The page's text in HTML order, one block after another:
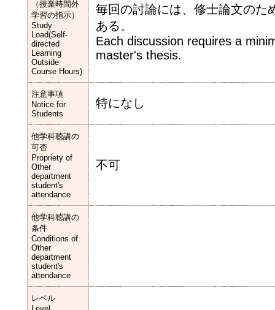
（授業時間外
学習の指示）
Study
Load(Self-
directed
Learning
Outside
Course Hours)
毎回の討論には、修士論文のた
ある。
Each discussion requires a
master's thesis.
注意事項
Notice for
Students
特になし
他学科聴講の
可否
Propriety of
Other
department
student's
attendance
不可
他学科聴講の
条件
Conditions of
Other
department
student's
attendance
レベル